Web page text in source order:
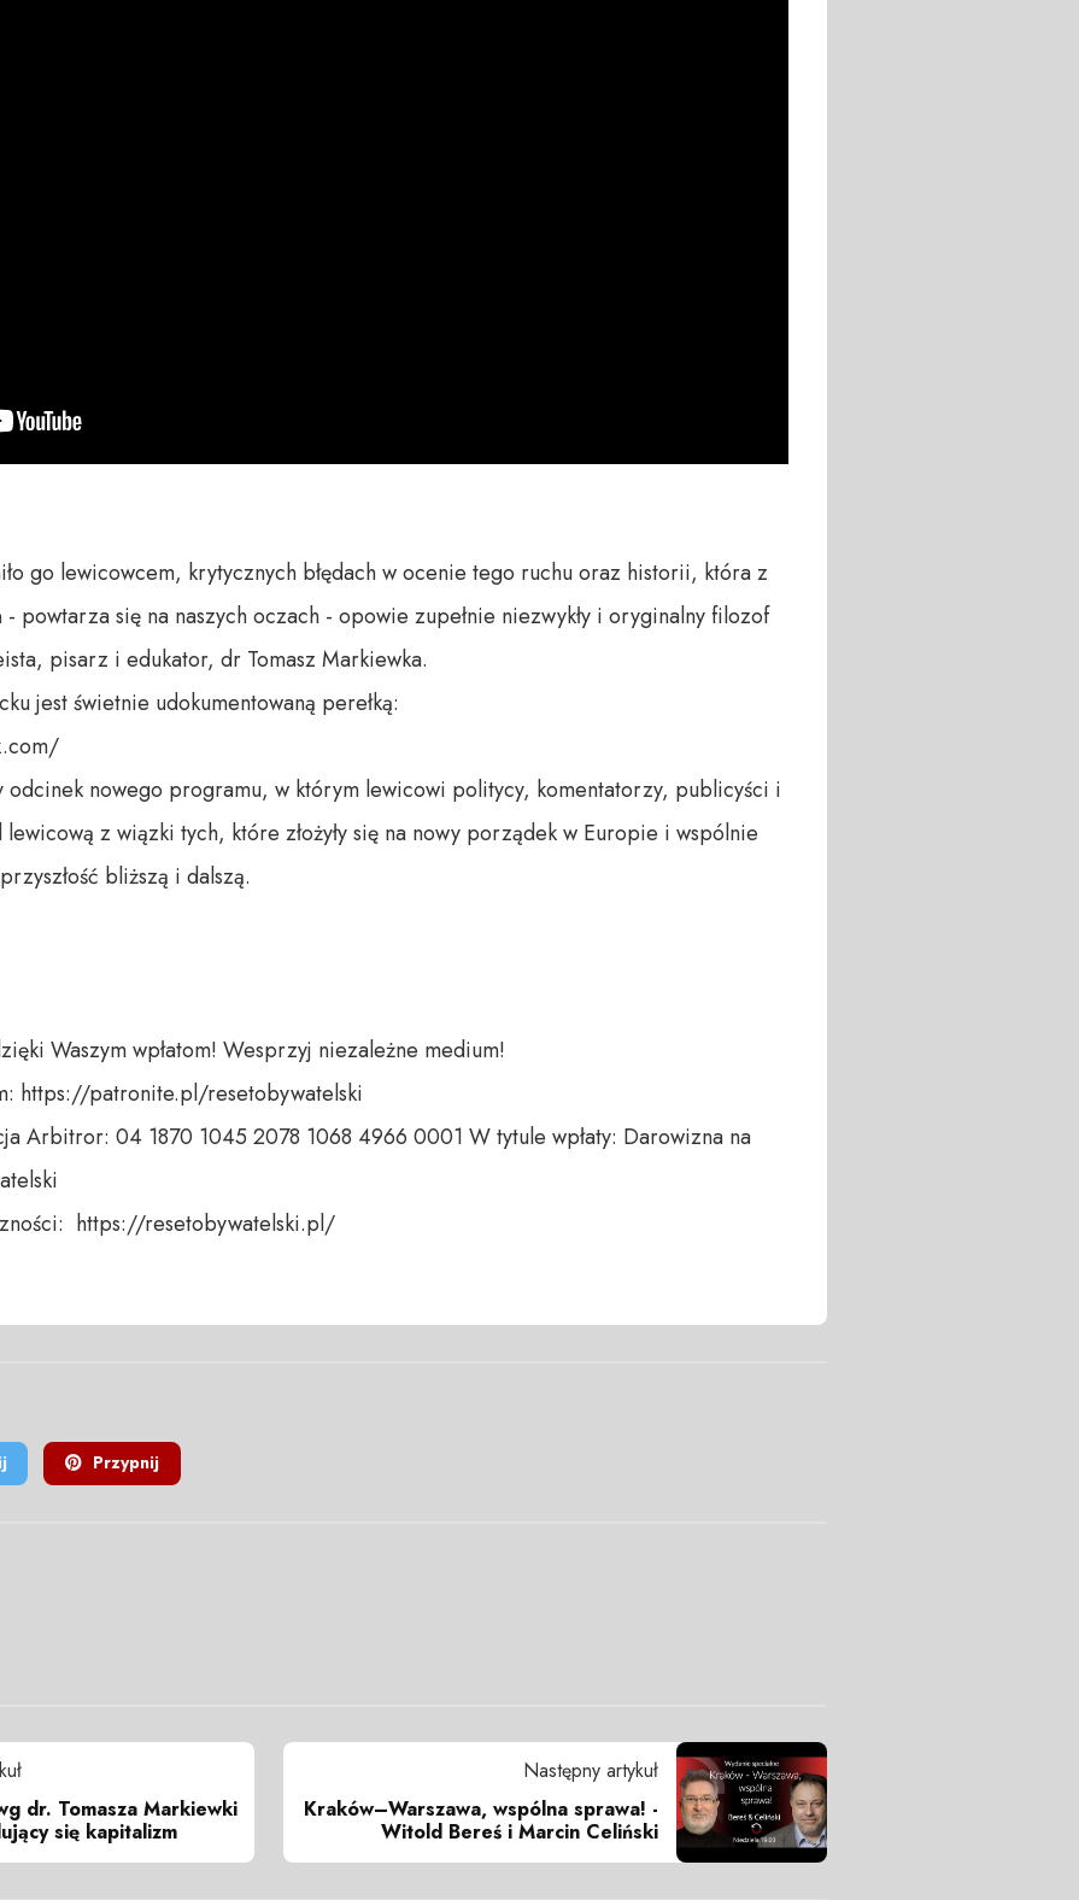
go lewicowcem, krytycznych błędach w ocenie tego ruchu oraz historii, która z
powtarza się na naszych oczach - opowie zupełnie niezwykły i oryginalny filozof
pisarz i edukator, dr Tomasz Markiewka.
jest świetnie udokumentowaną perełką:
odcinek nowego programu, w którym lewicowi politycy, komentatorzy, publicyści i
z wiązki tych, które złożyły się na nowy porządek w Europie i wspólnie
bliższą i dalszą.
Waszym wpłatom! Wesprzyj niezależne medium!
https://patronite.pl/resetobywatelski
Arbitror: 04 1870 1045 2078 1068 4966 0001 W tytule wpłaty: Darowizna na
https://resetobywatelski.pl/
Przypnij
dr. Tomasza Markiewki
się kapitalizm
Następny artykuł
Kraków–Warszawa, wspólna sprawa! -
Witold Bereś i Marcin Celiński